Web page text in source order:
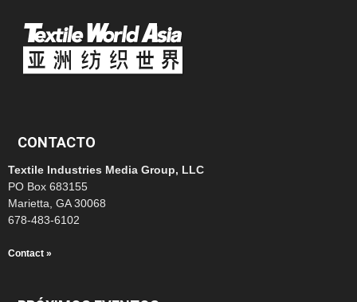
CONTACTO
Textile Industries Media Group, LLC
PO Box 683155
Marietta, GA 30068
678-483-6102
Contact »